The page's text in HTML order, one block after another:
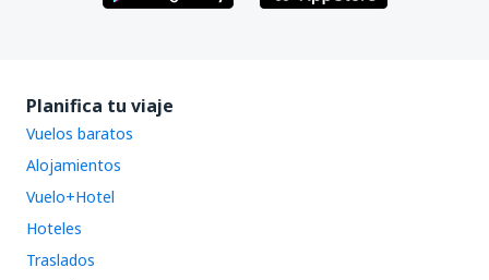
Planifica tu viaje
Vuelos baratos
Alojamientos
Vuelo+Hotel
Hoteles
Traslados